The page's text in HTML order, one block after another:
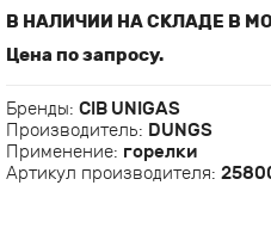
В НАЛИЧИИ НА СКЛАДЕ В
Цена по запросу.
Бренды: CIB UNIGAS
Производитель: DUNGS
Применение: горелки
Артикул производителя: